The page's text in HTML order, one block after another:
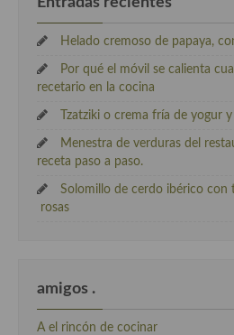
Helado cremoso de papaya,
Por qué el móvil se calienta
recetario en la cocina
Tzatziki o crema fría de yogur
Menestra de verduras del
receta paso a paso.
Solomillo de cerdo ibérico con
rosas
amigos .
A el rincón de cocinar